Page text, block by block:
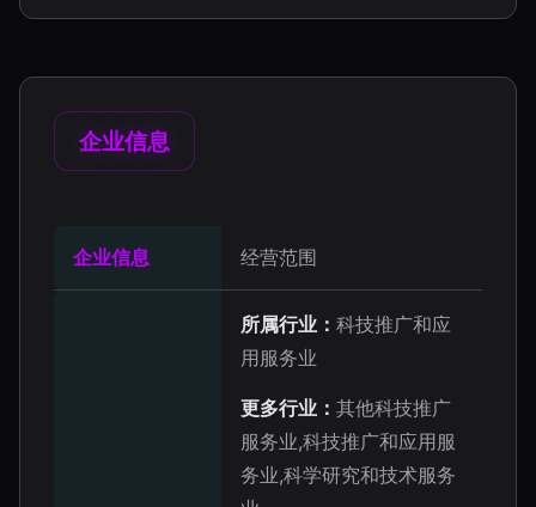
企业信息
企业信息 经营范围
所属行业： 科技推广和应
用服务业
更多行业： 其他科技推广
服务业,科技推广和应用服
务业,科学研究和技术服务